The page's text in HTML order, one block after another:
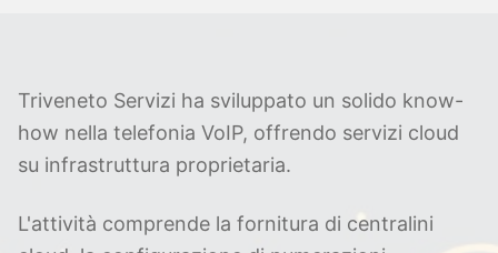
Triveneto Servizi ha sviluppato un solido know-
how nella telefonia VoIP, offrendo servizi cloud
su infrastruttura proprietaria.
L'attività comprende la fornitura di centralini